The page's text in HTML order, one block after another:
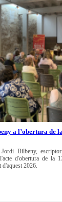
a l’obertura de
Bilbeny,
d'obertura de la
d'aquest 2026.